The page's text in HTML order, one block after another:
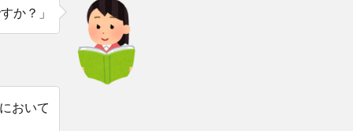
か？」
おいて